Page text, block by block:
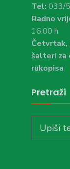
Tel: 033/
Radno
16:00 h
Četvrtak,
šalteri za
rukopisa
Pretraži
for: